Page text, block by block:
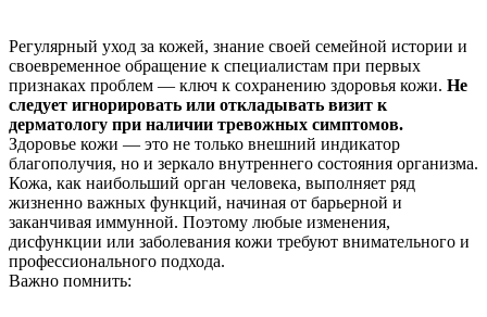
Регулярный уход за кожей, знание своей семейной истории и
своевременное обращение к специалистам при первых
признаках проблем — ключ к сохранению здоровья кожи. Не
следует игнорировать или откладывать визит к
дерматологу при наличии тревожных симптомов.
Здоровье кожи — это не только внешний индикатор
благополучия, но и зеркало внутреннего состояния организма.
Кожа, как наибольший орган человека, выполняет ряд
жизненно важных функций, начиная от барьерной и
заканчивая иммунной. Поэтому любые изменения,
дисфункции или заболевания кожи требуют внимательного и
профессионального подхода.
Важно помнить: